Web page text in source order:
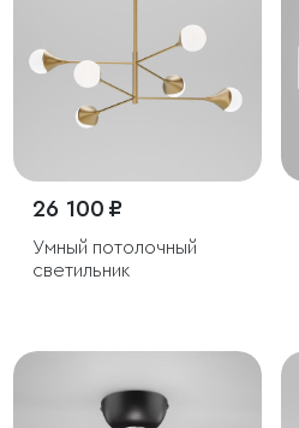
26 100 ₽
Умный потолочный
светильник